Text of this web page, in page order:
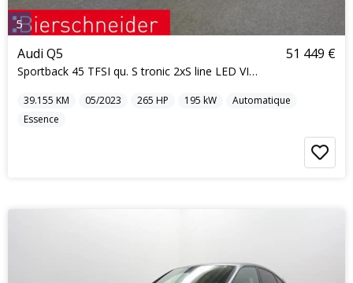
5
Audi Q5
Sportback 45 TFSI qu. S tronic 2xS line LED VIRTUA
51 449 €
39.155 KM 05/2023 265 HP 195 kW
Automatique
Essence